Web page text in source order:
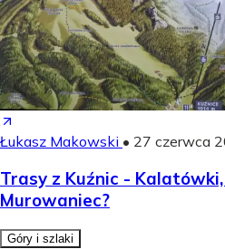
Łukasz Makowski • 27 czerwca
Trasy z Kuźnic -
Murowaniec?
Góry i szlaki